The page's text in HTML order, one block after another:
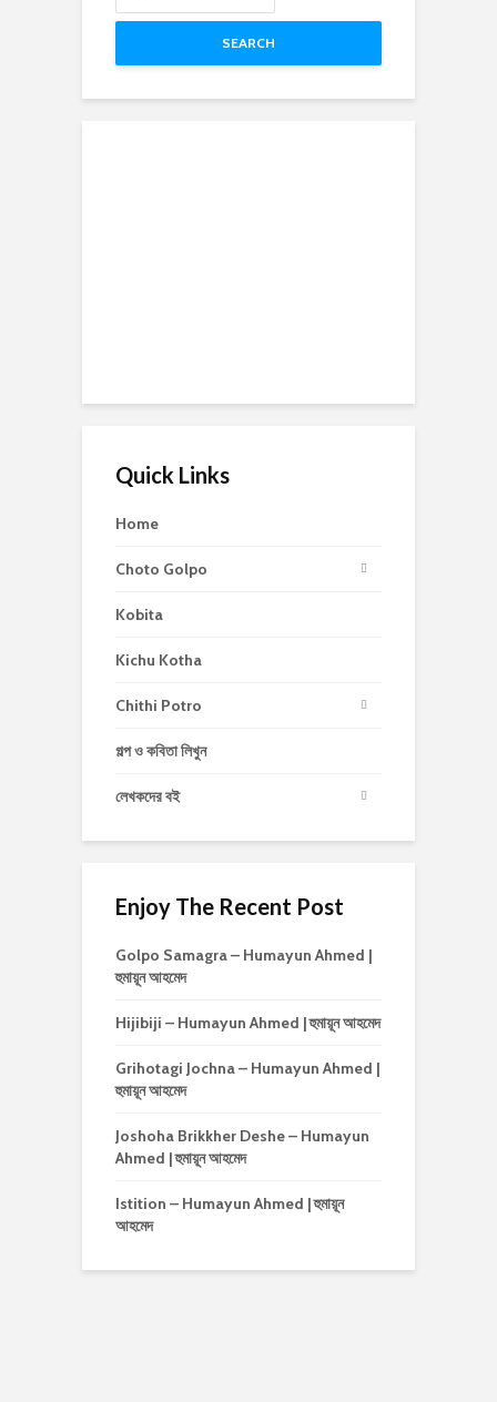
SEARCH
Quick Links
Home
Choto Golpo
Kobita
Kichu Kotha
Chithi Potro
গল্প ও কবিতা লিখুন
লেখকদের বই
Enjoy The Recent Post
Golpo Samagra – Humayun Ahmed |
হুমায়ূন আহমেদ
Hijibiji – Humayun Ahmed | হুমায়ূন আহমেদ
Grihotagi Jochna – Humayun Ahmed |
হুমায়ূন আহমেদ
Joshoha Brikkher Deshe – Humayun
Ahmed | হুমায়ূন আহমেদ
Istition – Humayun Ahmed | হুমায়ূন
আহমেদ